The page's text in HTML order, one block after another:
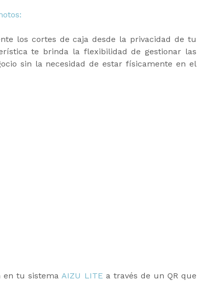
los cortes de caja desde la privacidad de tu
te brinda la flexibilidad de gestionar las
sin la necesidad de estar físicamente en el
en tu sistemaAIZU LITEa través de un QR que